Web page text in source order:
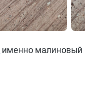
именно малиновый